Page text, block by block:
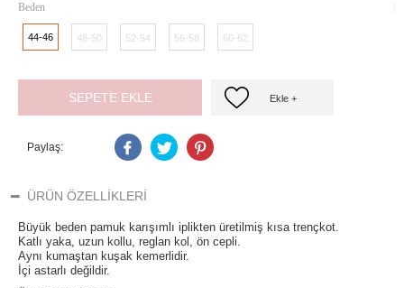
Beden
44-46 48-50 52-54 56-58 60-62
SEPETE EKLE Ekle +
Paylaş:
ÜRÜN ÖZELLIKLERI
Büyük beden pamuk karışımlı iplikten üretilmiş kısa trençkot.
Katlı yaka, uzun kollu, reglan kol, ön cepli.
Aynı kumaştan kuşak kemerlidir.
İçi astarlı değildir.